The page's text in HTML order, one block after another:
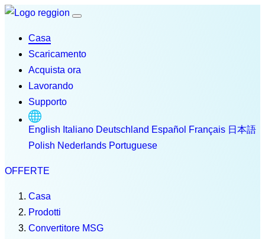
Casa
Scaricamento
Acquista ora
Lavorando
Supporto
English Italiano Deutschland Español Français 日本語
Polish Nederlands Portuguese
OFFERTE
Casa
Prodotti
Convertitore MSG